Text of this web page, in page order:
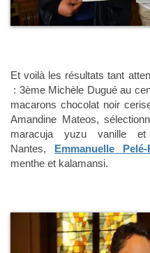
Et voilà les résultats tant
: 3ème Michèle Dugué au
macarons chocolat noir
Amandine Mateos,
maracuja yuzu vanille
Nantes,
Emmanuelle Pelé-
menthe et kalamansi.